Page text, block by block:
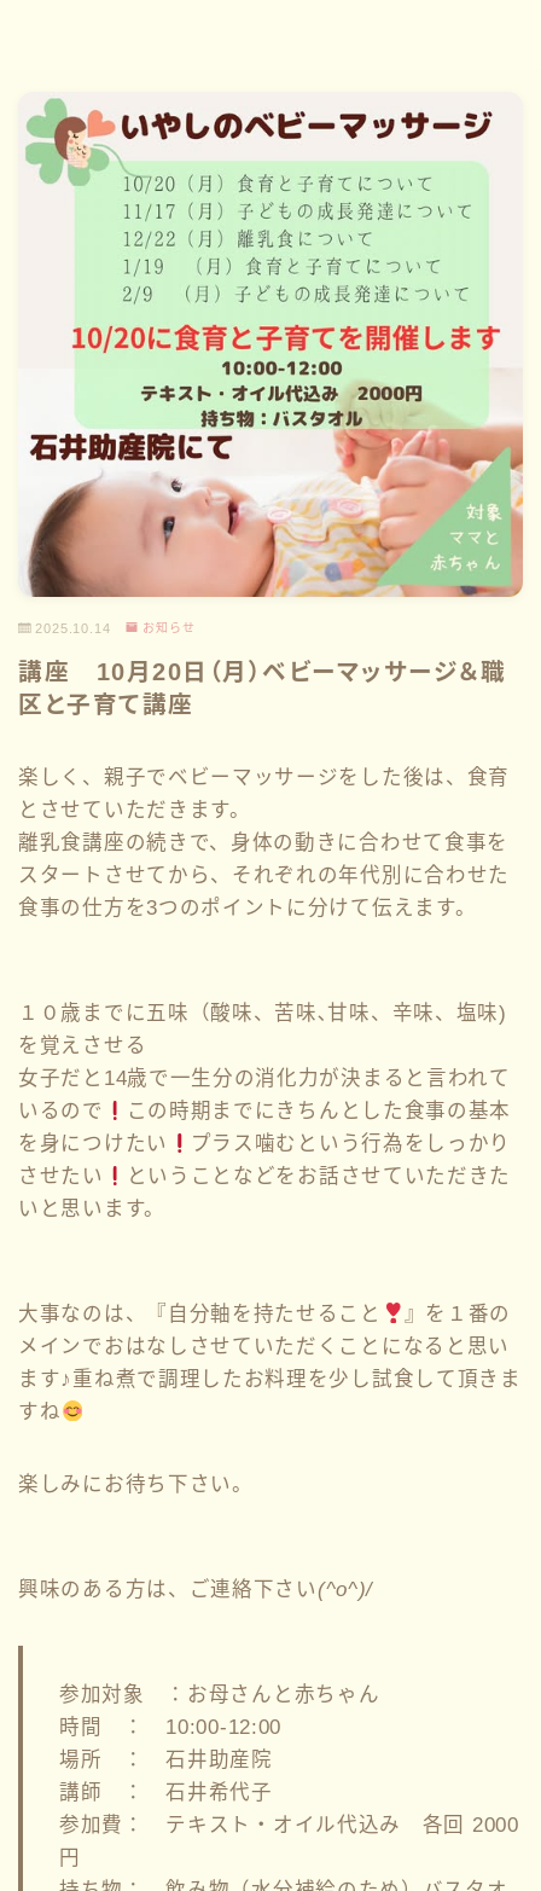
2025.10.14 お知らせ
講座 10月20日（月）ベビーマッサージ＆職
区と子育て講座
楽しく、親子でベビーマッサージをした後は、食育
とさせていただきます。
離乳食講座の続きで、身体の動きに合わせて食事を
スタートさせてから、それぞれの年代別に合わせた
食事の仕方を3つのポイントに分けて伝えます。
１０歳までに五味（酸味、苦味､甘味、辛味、塩味)
を覚えさせる
女子だと14歳で一生分の消化力が決まると言われて
いるので
この時期までにきちんとした食事の基本
を身につけたい
プラス噛むという行為をしっかり
させたい
ということなどをお話させていただきた
いと思います。
大事なのは、『自分軸を持たせること
』を１番の
メインでおはなしさせていただくことになると思い
ます♪重ね煮で調理したお料理を少し試食して頂きま
すね
楽しみにお待ち下さい。
興味のある方は、ご連絡下さい(^o^)/
参加対象 ：お母さんと赤ちゃん
時間 ： 10:00-12:00
場所 ： 石井助産院
講師 ： 石井希代子
参加費： テキスト・オイル代込み 各回 2000
円